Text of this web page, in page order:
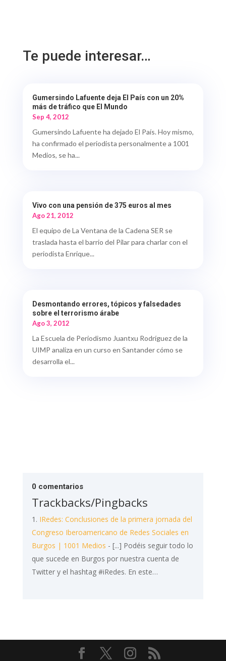
Te puede interesar…
Gumersindo Lafuente deja El País con un 20%
más de tráfico que El Mundo
Sep 4, 2012
Gumersindo Lafuente ha dejado El País. Hoy mismo,
ha confirmado el periodista personalmente a 1001
Medios, se ha...
Vivo con una pensión de 375 euros al mes
Ago 21, 2012
El equipo de La Ventana de la Cadena SER se
traslada hasta el barrio del Pilar para charlar con el
periodista Enrique...
Desmontando errores, tópicos y falsedades
sobre el terrorismo árabe
Ago 3, 2012
La Escuela de Periodismo Juantxu Rodríguez de la
UIMP analiza en un curso en Santander cómo se
desarrolla el...
0 comentarios
Trackbacks/Pingbacks
IRedes: Conclusiones de la primera jornada del
Congreso Iberoamericano de Redes Sociales en
Burgos | 1001 Medios - [...] Podéis seguir todo lo
que sucede en Burgos por nuestra cuenta de
Twitter y el hashtag #iRedes. En este…